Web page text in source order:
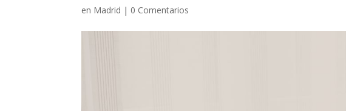
en Madrid | 0 Comentarios